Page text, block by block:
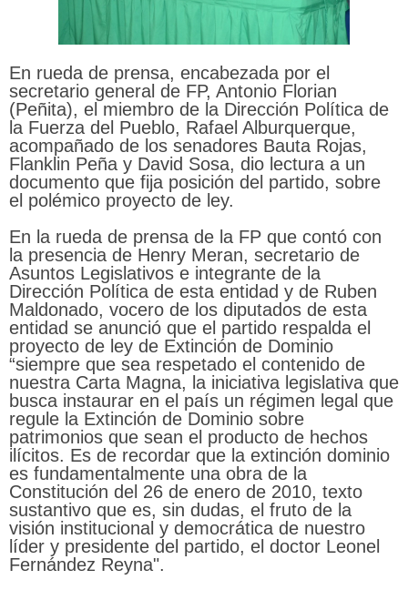
En rueda de prensa, encabezada por el
secretario general de FP, Antonio Florian
(Peñita), el miembro de la Dirección Política de
la Fuerza del Pueblo, Rafael Alburquerque,
acompañado de los senadores Bauta Rojas,
Flanklin Peña y David Sosa, dio lectura a un
documento que fija posición del partido, sobre
el polémico proyecto de ley.
En la rueda de prensa de la FP que contó con
la presencia de Henry Meran, secretario de
Asuntos Legislativos e integrante de la
Dirección Política de esta entidad y de Ruben
Maldonado, vocero de los diputados de esta
entidad se anunció que el partido respalda el
proyecto de ley de Extinción de Dominio
“siempre que sea respetado el contenido de
nuestra Carta Magna, la iniciativa legislativa que
busca instaurar en el país un régimen legal que
regule la Extinción de Dominio sobre
patrimonios que sean el producto de hechos
ilícitos. Es de recordar que la extinción dominio
es fundamentalmente una obra de la
Constitución del 26 de enero de 2010, texto
sustantivo que es, sin dudas, el fruto de la
visión institucional y democrática de nuestro
líder y presidente del partido, el doctor Leonel
Fernández Reyna".